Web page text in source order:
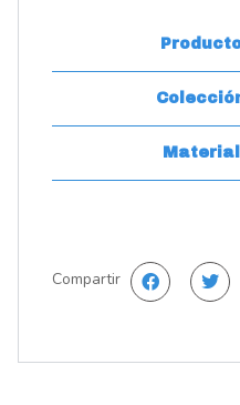
Material
Compartir